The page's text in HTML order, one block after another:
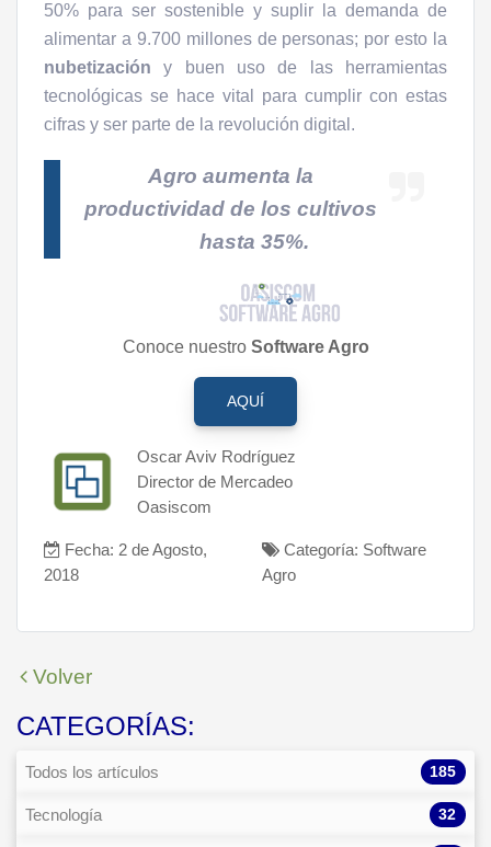
50% para ser sostenible y suplir la demanda de
alimentar a 9.700 millones de personas; por esto la
nubetización y buen uso de las herramientas
tecnológicas se hace vital para cumplir con estas
cifras y ser parte de la revolución digital.
Agro aumenta la
productividad de los cultivos
hasta 35%.
Conoce nuestro Software Agro
AQUÍ
Oscar Aviv Rodríguez
Director de Mercadeo
Oasiscom
Fecha: 2 de Agosto,
2018
Categoría: Software
Agro
Volver
CATEGORÍAS:
Todos los artículos 185
Tecnología 32